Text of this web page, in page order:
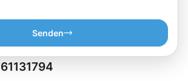
Senden